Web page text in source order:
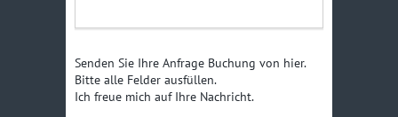
Senden Sie Ihre Anfrage Buchung von hier.
Bitte alle Felder ausfüllen.
Ich freue mich auf Ihre Nachricht.